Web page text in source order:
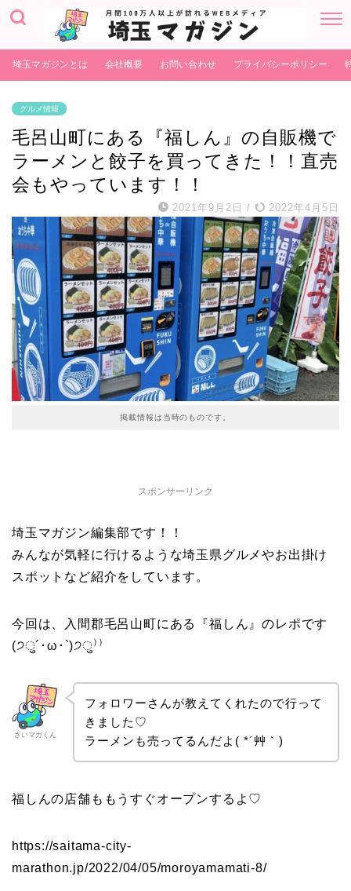
埼玉マガジンとは 会社概要 お問い合わせ プライバシーポリシー
グルメ情報
毛呂山町にある『福しん』の自販機で
ラーメンと餃子を買ってきた！！直売
会もやっています！！
2021年9月2日 / 2022年4月5日
掲載情報は当時のものです。
スポンサーリンク
埼玉マガジン編集部です！！
みんなが気軽に行けるような埼玉県グルメやお出掛け
スポットなど紹介をしています。
今回は、入間郡毛呂山町にある『福しん』のレポです
(੭ु´･ω･`)੭ु⁾⁾
さいマガくん
フォロワーさんが教えてくれたので行って
きました♡
ラーメンも売ってるんだよ( *´艸｀)
福しんの店舗ももうすぐオープンするよ♡
https://saitama-city-
marathon.jp/2022/04/05/moroyamamati-8/